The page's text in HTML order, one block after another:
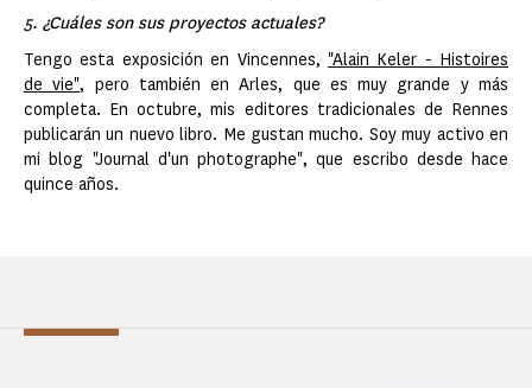
5. ¿Cuáles son sus proyectos actuales?
Tengo esta exposición en Vincennes, "Alain Keler - Histoires
de vie", pero también en Arles, que es muy grande y más
completa. En octubre, mis editores tradicionales de Rennes
publicarán un nuevo libro. Me gustan mucho. Soy muy activo en
mi blog "Journal d'un photographe", que escribo desde hace
quince años.